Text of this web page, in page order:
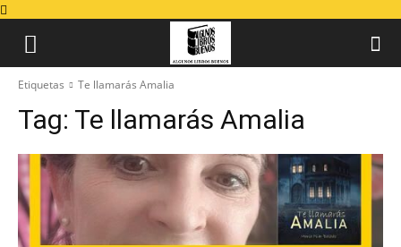
Etiquetas Te llamarás Amalia
Tag: Te llamarás Amalia